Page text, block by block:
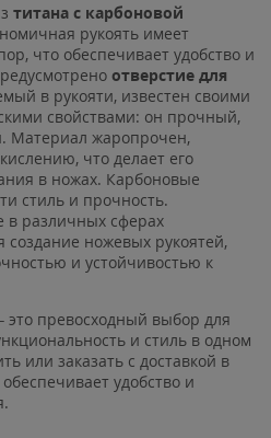
титана с карбоновой
рукоять имеет
что обеспечивает удобство и
отверстие для
в рукояти, известен своими
свойствами: он прочный,
Материал жаропрочен,
что делает его
в ножах. Карбоновые
стиль и прочность.
в различных сферах
ножевых рукоятей,
и устойчивостью к
это превосходный выбор для
и стиль в одном
или заказать с доставкой в
удобство и